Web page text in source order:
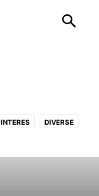
INTERES DIVERSE
SOCIAL